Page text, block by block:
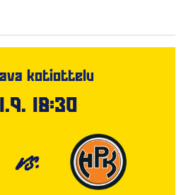
kotiottelu
18:30
VS.